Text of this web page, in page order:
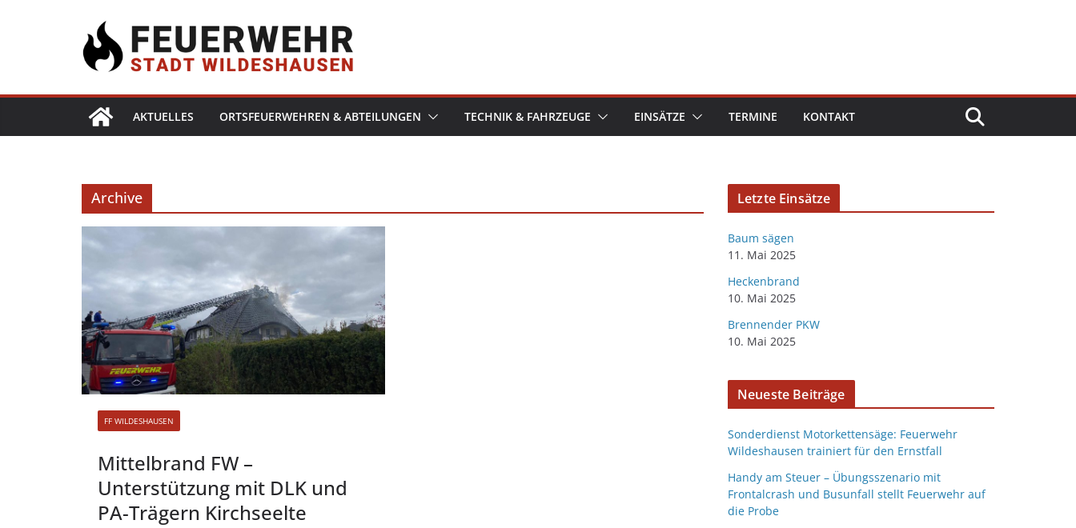
AKTUELLES ORTSFEUERWEHREN & ABTEILUNGEN TECHNIK & FAHRZEUGE EINSÄTZE TERMINE KONTAKT
Archive
FF WILDESHAUSEN
Mittelbrand FW –
Unterstützung mit DLK und
PA-Trägern Kirchseelte
Letzte Einsätze
Baum sägen
11. Mai 2025
Heckenbrand
10. Mai 2025
Brennender PKW
10. Mai 2025
Neueste Beiträge
Sonderdienst Motorkettensäge: Feuerwehr
Wildeshausen trainiert für den Ernstfall
Handy am Steuer – Übungsszenario mit
Frontalcrash und Busunfall stellt Feuerwehr auf
die Probe